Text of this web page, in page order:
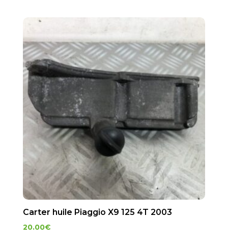
Carter huile Piaggio X9 125 4T 2003
20.00€